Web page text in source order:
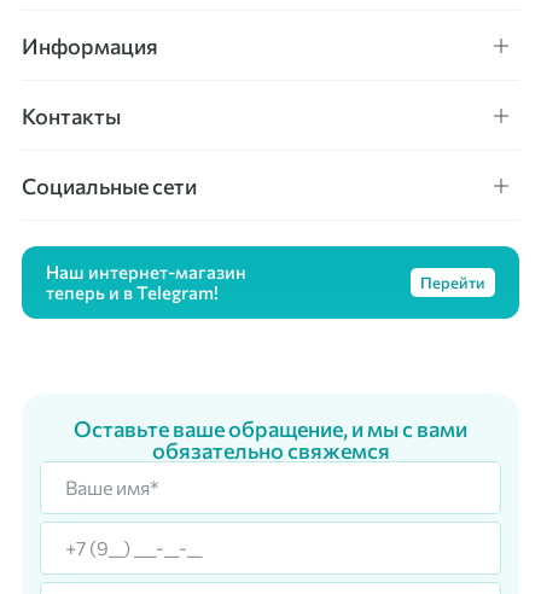
Информация
Контакты
Социальные сети
Наш интернет-магазин
теперь и в Telegram!
Перейти
Оставьте ваше обращение, и мы с вами
обязательно свяжемся